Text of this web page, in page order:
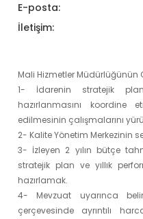
E-posta:
İletişim:
Mali Hizmetler Müdürlüğünün
1- İdarenin stratejik
hazırlanmasını koordine
edilmesinin çalışmalarını
2- Kalite Yönetim Merkezinin
3- İzleyen 2 yılın bütçe
stratejik plan ve yıllık
hazırlamak.
4- Mevzuat uyarınca
çerçevesinde ayrıntılı